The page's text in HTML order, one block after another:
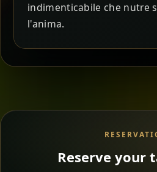
indimenticabile che nutre
l'anima.
Reserve your